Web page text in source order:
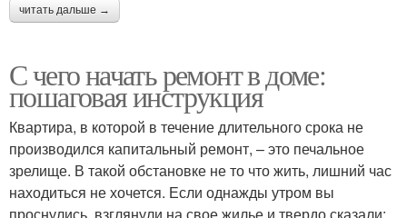
читать дальше →
С чего начать ремонт в доме:
пошаговая инструкция
Квартира, в которой в течение длительного срока не
производился капитальный ремонт, – это печальное
зрелище. В такой обстановке не то что жить, лишний час
находиться не хочется. Если однажды утром вы